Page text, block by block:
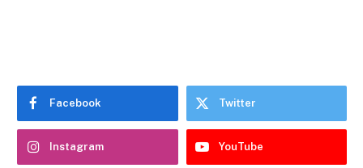
Facebook Twitter
Instagram YouTube